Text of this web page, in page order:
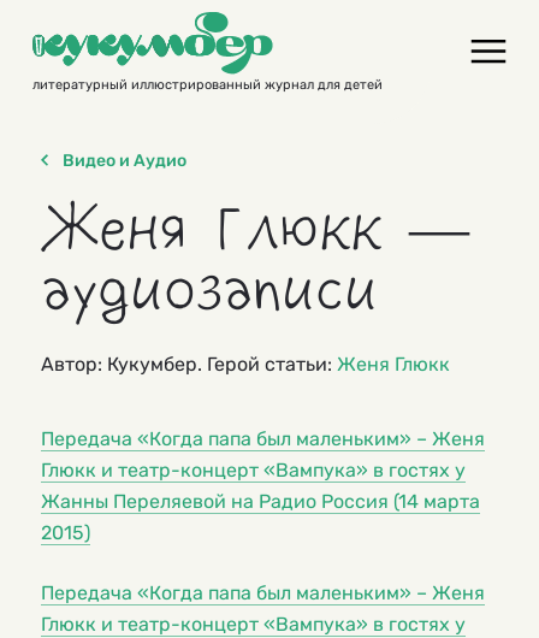
contentлитературный иллюстрированный журнал для детей
Видео и Аудио
Женя Глюкк —
аудиозаписи
Автор: Кукумбер. Герой статьи: Женя Глюкк
Передача «Когда папа был маленьким» – Женя
Глюкк и театр-концерт «Вампука» в гостях у
Жанны Переляевой на Радио Россия (14 марта
2015)
Передача «Когда папа был маленьким» – Женя
Глюкк и театр-концерт «Вампука» в гостях у